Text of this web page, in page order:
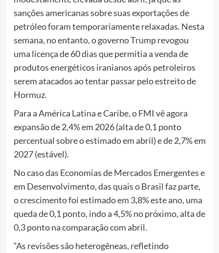
sanções americanas sobre suas exportações de
petróleo foram temporariamente relaxadas. Nesta
semana, no entanto, o governo Trump revogou
uma licença de 60 dias que permitia a venda de
produtos energéticos iranianos após petroleiros
serem atacados ao tentar passar pelo estreito de
Hormuz.
Para a América Latina e Caribe, o FMI vê agora
expansão de 2,4% em 2026 (alta de 0,1 ponto
percentual sobre o estimado em abril) e de 2,7% em
2027 (estável).
No caso das Economias de Mercados Emergentes e
em Desenvolvimento, das quais o Brasil faz parte,
o crescimento foi estimado em 3,8% este ano, uma
queda de 0,1 ponto, indo a 4,5% no próximo, alta de
0,3 ponto na comparação com abril.
“As revisões são heterogêneas, refletindo